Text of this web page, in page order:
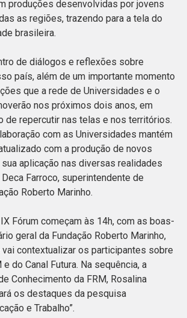
produções desenvolvidas por jovens
as regiões, trazendo para a tela do
brasileira.
de diálogos e reflexões sobre
país, além de um importante momento
que a rede de Universidades e o
nos próximos dois anos, em
de repercutir nas telas e nos territórios.
com as Universidades mantém
com a produção de novos
aplicação nas diversas realidades
Farroco, superintendente de
Roberto Marinho.
Fórum começam às 14h, com as boas-
geral da Fundação Roberto Marinho,
vai contextualizar os participantes sobre
e do Canal Futura. Na sequência, a
Conhecimento da FRM, Rosalina
os destaques da pesquisa
e Trabalho”.